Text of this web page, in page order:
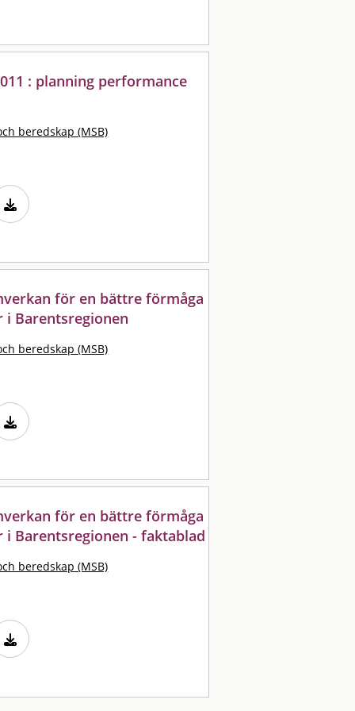
: planning performance
beredskap (MSB)
för en bättre förmåga
Barentsregionen
beredskap (MSB)
för en bättre förmåga
Barentsregionen - faktablad
beredskap (MSB)